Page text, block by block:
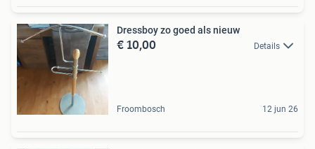
Dressboy zo goed als nieuw
€ 10,00 Details
Froombosch 12 jun 26